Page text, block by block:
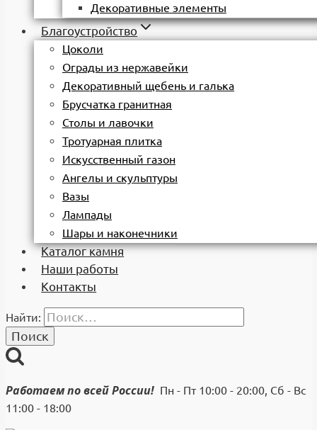
Декоративные элементы
Благоустройство
Цоколи
Ограды из нержавейки
Декоративный щебень и галька
Брусчатка гранитная
Столы и лавочки
Тротуарная плитка
Искусственный газон
Ангелы и скульптуры
Вазы
Лампады
Шары и наконечники
Каталог камня
Наши работы
Контакты
Найти:
Работаем по всей России! Пн - Пт 10:00 - 20:00, Сб - Вс
11:00 - 18:00